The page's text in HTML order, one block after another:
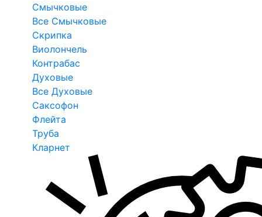
Смычковые
Все Смычковые
Скрипка
Виолончель
Контрабас
Духовые
Все Духовые
Саксофон
Флейта
Труба
Кларнет